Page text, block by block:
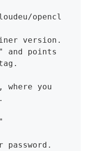
opencl
version.
and points
where you
password.